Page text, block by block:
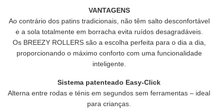
VANTAGENS
Ao contrário dos patins tradicionais, não têm salto desconfortável
e a sola totalmente em borracha evita ruídos desagradáveis.
Os BREEZY ROLLERS são a escolha perfeita para o dia a dia,
proporcionando o máximo conforto com uma funcionalidade
inteligente.
Sistema patenteado Easy-Click
Alterna entre rodas e ténis em segundos sem ferramentas – ideal
para crianças.